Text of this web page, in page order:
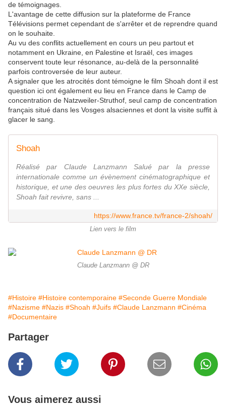
de témoignages.
L'avantage de cette diffusion sur la plateforme de France
Télévisions permet cependant de s'arrêter et de reprendre quand
on le souhaite.
Au vu des conflits actuellement en cours un peu partout et
notamment en Ukraine, en Palestine et Israël, ces images
conservent toute leur résonance, au-delà de la personnalité
parfois controversée de leur auteur.
A signaler que les atrocités dont témoigne le film Shoah dont il est
question ici ont également eu lieu en France dans le Camp de
concentration de Natzweiler-Struthof, seul camp de concentration
français situé dans les Vosges alsaciennes et dont la visite suffit à
glacer le sang.
Shoah
Réalisé par Claude Lanzmann Salué par la presse
internationale comme un évènement cinématographique et
historique, et une des oeuvres les plus fortes du XXe siècle,
Shoah fait revivre, sans ...
https://www.france.tv/france-2/shoah/
Lien vers le film
Claude Lanzmann @ DR
#Histoire #Histoire contemporaine #Seconde Guerre Mondiale
#Nazisme #Nazis #Shoah #Juifs #Claude Lanzmann #Cinéma
#Documentaire
Partager
Vous aimerez aussi